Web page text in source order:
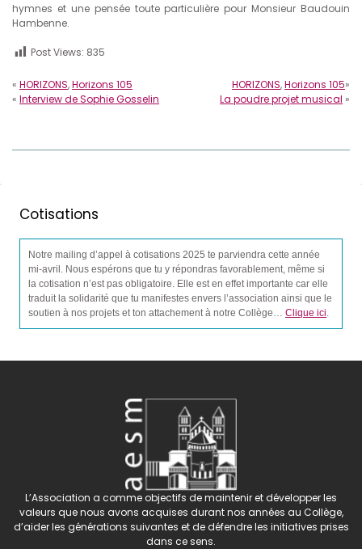
hymnes et une pensée toute particulière pour Monsieur Baudouin
Hambenne.
Post Views: 835
« HORIZONS,Horizons 105
« Interview de Sophie Gosselin
HORIZONS,Horizons 105»
La poudre projet musical »
Cotisations
Notre mailing d’appel à cotisations 2025 te parviendra cette année
mi-avril. Nous espérons que tu y répondras favorablement, même si
la cotisation n’est pas obligatoire. Elle est en effet importante car elle
traduit la solidarité que tu manifestes envers l’association ainsi que le
soutien à nos projets et ton attachement à notre Collège… Clique ici.
L’Association a comme objectifs de maintenir et développer les
valeurs que nous avons acquises durant nos années au Collège,
d’aider les générations suivantes et de défendre les initiatives prises
dans ce sens.